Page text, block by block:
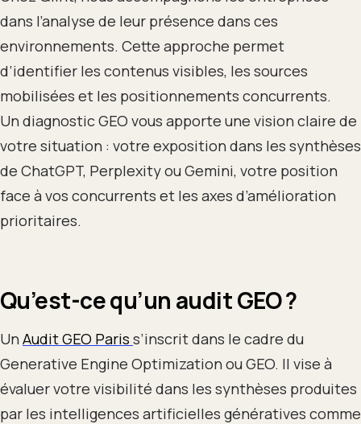
dans l’analyse de leur présence dans ces
environnements. Cette approche permet
d’identifier les contenus visibles, les sources
mobilisées et les positionnements concurrents.
Un diagnostic GEO vous apporte une vision claire de
votre situation : votre exposition dans les synthèses
de ChatGPT, Perplexity ou Gemini, votre position
face à vos concurrents et les axes d’amélioration
prioritaires.
Qu’est-ce qu’un audit GEO ?
Un Audit GEO Paris s’inscrit dans le cadre du
Generative Engine Optimization ou GEO. Il vise à
évaluer votre visibilité dans les synthèses produites
par les intelligences artificielles génératives comme